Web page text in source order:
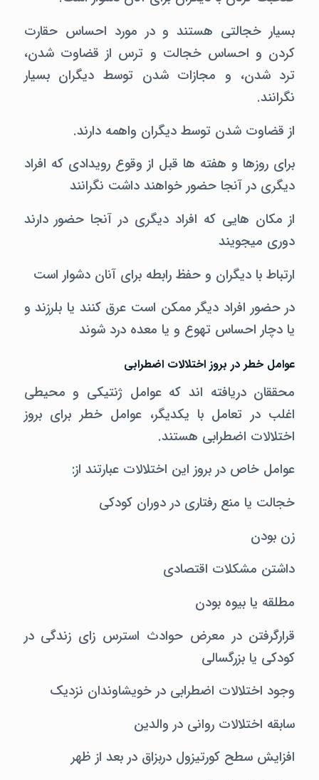
بسیار خجالتی هستند و در مورد احساس حقارت
کردن و احساس خجالت و ترس از قضاوت شدن،
ترد شدن، و مجازات شدن توسط دیگران بسیار
نگرانند.
از قضاوت شدن توسط دیگران واهمه دارند.
برای روزها و هفته ها قبل از وقوع رویدادی که افراد
دیگری در آنجا حضور خواهند داشت نگرانند
از مکان هایی که افراد دیگری در آنجا حضور دارند
دوری میجویند
ارتباط با دیگران و حفظ رابطه برای آنان دشوار است
در حضور افراد دیگر ممکن است عرق کنند یا بلرزند و
یا دچار احساس تهوع و یا معده درد شوند
عوامل خطر در بروز اختلالات اضطرابی
محققان دریافته اند که عوامل ژنتیکی و محیطی
اغلب در تعامل با یکدیگر، عوامل خطر برای بروز
اختلالات اضطرابی هستند.
عوامل خاص در بروز این اختلالات عبارتند از:
خجالت یا منع رفتاری در دوران کودکی
زن بودن
داشتن مشکلات اقتصادی
مطلقه یا بیوه بودن
قرارگرفتن در معرض حوادث استرس زای زندگی در
کودکی یا بزرگسالی
وجود اختلالات اضطرابی در خویشاوندان نزدیک
سابقه اختلالات روانی در والدین
افزایش سطح کورتیزول دربزاق در بعد از ظهر